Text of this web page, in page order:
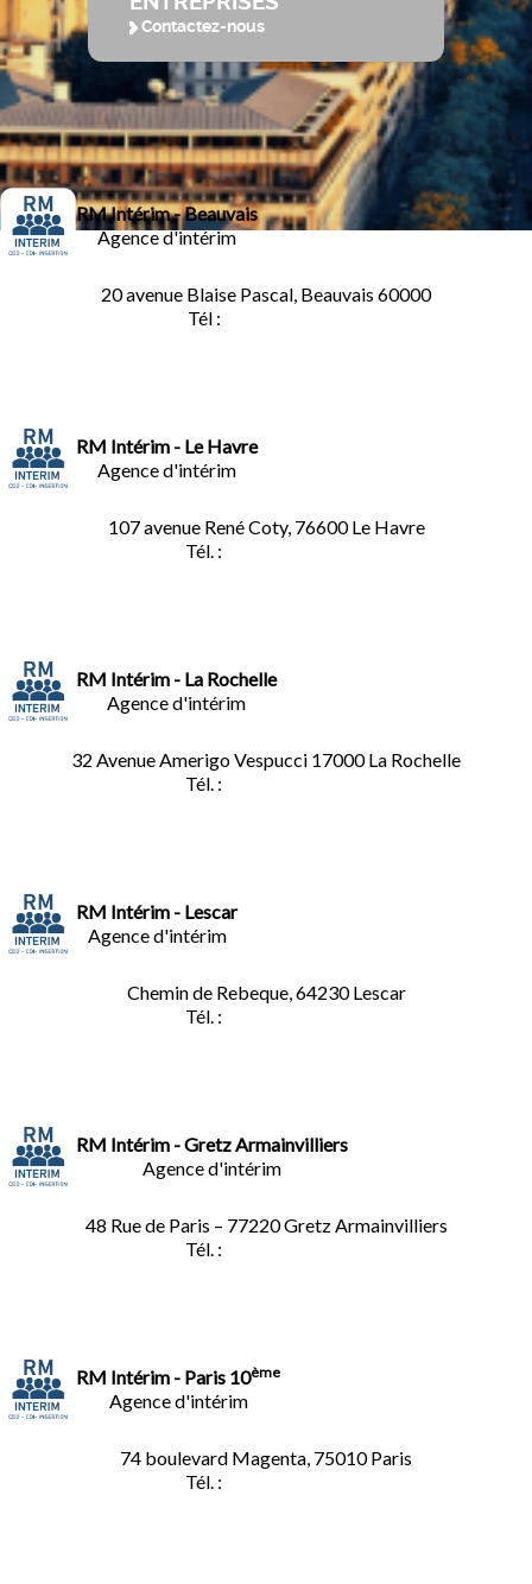
Contactez-nous
RM Intérim - Beauvais
Agence d'intérim
20 avenue Blaise Pascal, Beauvais 60000
Tél :
RM Intérim - Le Havre
Agence d'intérim
107 avenue René Coty, 76600 Le Havre
Tél. :
RM Intérim - La Rochelle
Agence d'intérim
32 Avenue Amerigo Vespucci 17000 La Rochelle
Tél. :
RM Intérim - Lescar
Agence d'intérim
Chemin de Rebeque, 64230 Lescar
Tél. :
RM Intérim - Gretz Armainvilliers
Agence d'intérim
48 Rue de Paris – 77220 Gretz Armainvilliers
Tél. :
RM Intérim - Paris 10ème
Agence d'intérim
74 boulevard Magenta, 75010 Paris
Tél. :